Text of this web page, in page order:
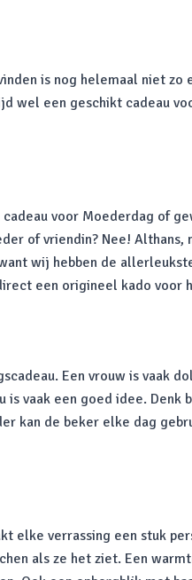
is nog helemaal niet
wel een geschikt cadeau
cadeau voor Moederdag of
of vriendin? Nee! Althans,
wij hebben de
een origineel kado voor
Een vrouw is vaak
vaak een goed idee. Denk
kan de beker elke dag
elke verrassing een stuk
als ze het ziet. Een